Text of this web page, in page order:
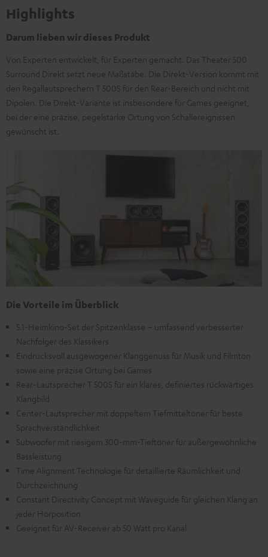
Highlights
Darum lieben wir dieses Produkt
Von Experten entwickelt, für Experten gemacht. Das Theater 500
Surround Direkt setzt neue Maßstäbe. Die Direkt-Version kommt mit
den Regallautsprechern T 500S für den Rear-Bereich und nicht mit
Dipolen. Die Direkt-Variante ist insbesondere für Games geeignet,
bei der eine präzise, pegelstarke Ortung von Schallereignissen
gewünscht ist.
Die Vorteile im Überblick
5.1-Heimkino-Set der Spitzenklasse – umfassend verbesserter
Nachfolger des Klassikers
Eindrucksvoll ausgewogener Klanggenuss für Musik und Filmton
sowie eine präzise Ortung bei Games
Rear-Lautsprecher T 500S für ein klares, definiertes rückwärtiges
Klangbild
Center-Lautsprecher mit doppeltem Tiefmitteltöner für beste
Sprachverständlichkeit
Subwoofer mit riesigem 300-mm-Tieftöner für außergewöhnliche
Bassleistung
Time Alignment Technologie für detaillierte Räumlichkeit und
Durchzeichnung
Constant Directivity Concept mit Waveguide für gleichen Klang an
jeder Hörposition
Geeignet für AV-Receiver ab 50 Watt pro Kanal